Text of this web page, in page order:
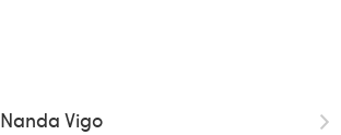
Nanda Vigo